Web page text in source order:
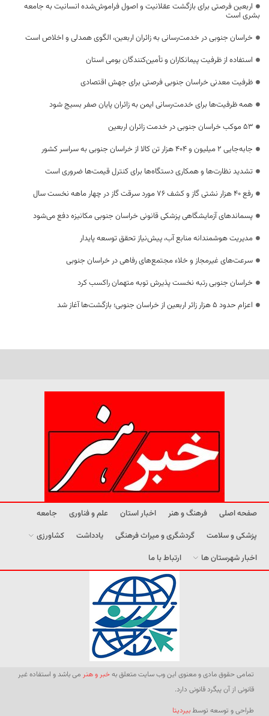
اربعین فرصتی برای بازگشت عقلانیت و اصول فراموش‌شده انسانیت به جامعه
بشری است
خراسان جنوبی در خدمت‌رسانی به زائران اربعین، الگوی همدلی و اخلاص است
استفاده از ظرفیت پیمانکاران و تأمین‌کنندگان بومی استان
ظرفیت معدنی خراسان جنوبی فرصتی برای جهش اقتصادی
همه ظرفیت‌ها برای خدمت‌رسانی ایمن به زائران پایان صفر بسیج شود
53 موکب خراسان جنوبی در خدمت زائران اربعین
جابه‌جایی 2 میلیون و 404 هزار تن کالا از خراسان جنوبی به سراسر کشور
تشدید نظارت‌ها و همکاری دستگاه‌ها برای کنترل قیمت‌ها ضروری است
رفع 40 هزار نشتی گاز و کشف 76 مورد سرقت گاز در چهار ماهه نخست سال
پسماندهای آزمایشگاهی پزشکی قانونی خراسان جنوبی مکانیزه دفع می‌شود
مدیریت هوشمندانه منابع آب، پیش‌نیاز تحقق توسعه پایدار
سرعت‌های غیرمجاز و خلاء مجتمع‌های رفاهی در خراسان جنوبی
خراسان جنوبی رتبه نخست پذیرش توبه متهمان راکسب کرد
اعزام حدود 5 هزار زائر اربعین از خراسان جنوبی؛ بازگشت‌ها آغاز شد
صفحه اصلی فرهنگ و هنر اخبار استان علم و فناوری
جامعه
پزشکی و سلامت
گردشگری و میراث فرهنگی یادداشت
کشاورزی
اخبار شهرستان ها
ارتباط با ما
تمامی حقوق مادی و معنوی این وب سایت متعلق بهخبر و هنر می باشد و استفاده غیر
قانونی از آن پیگرد قانونی دارد.
طراحی و توسعه توسطبیردیتا